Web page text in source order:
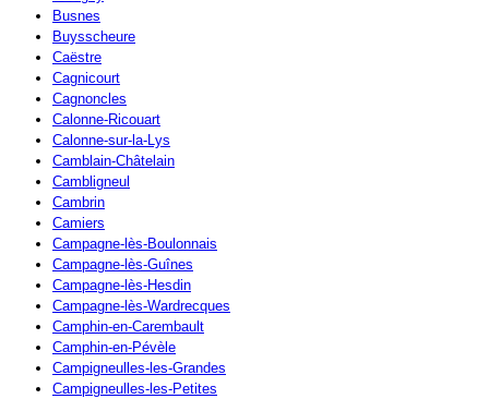
Busnes
Buysscheure
Caëstre
Cagnicourt
Cagnoncles
Calonne-Ricouart
Calonne-sur-la-Lys
Camblain-Châtelain
Cambligneul
Cambrin
Camiers
Campagne-lès-Boulonnais
Campagne-lès-Guînes
Campagne-lès-Hesdin
Campagne-lès-Wardrecques
Camphin-en-Carembault
Camphin-en-Pévèle
Campigneulles-les-Grandes
Campigneulles-les-Petites